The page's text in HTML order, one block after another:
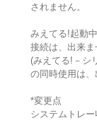
されません。
みえてる!起動
接続は、出来ま
(みえてる!－シ
の同時使用は
*変更点
システムトレ